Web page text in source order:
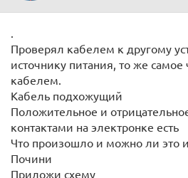
.
Проверял кабелем к другому
источнику питания, то же
кабелем.
Кабель подхожущий
Положительное и
контактами на электронке есть
Что произошло и можно ли это
Почини
Приложи схему